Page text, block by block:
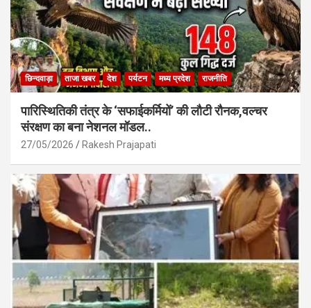
छिन्दवाड़ा ताजा खबर देश पर्यटन मध्य प्रदेश राजनीति
पारिस्थितिकी तंत्र के ‘सफाईकर्मियों’ की लौटी रौनक,वल्चर
संरक्षण का बना नेशनल मॉडल..
27/05/2026 Rakesh Prajapati